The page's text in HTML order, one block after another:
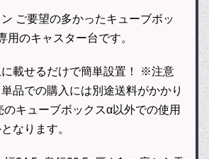
ご要望の多かったキューブボッ
用のキャスター台です。
に載せるだけで簡単設置！ ※注意
単品での購入には別途送料がかかり
のキューブボックスα以外での使用
なります。